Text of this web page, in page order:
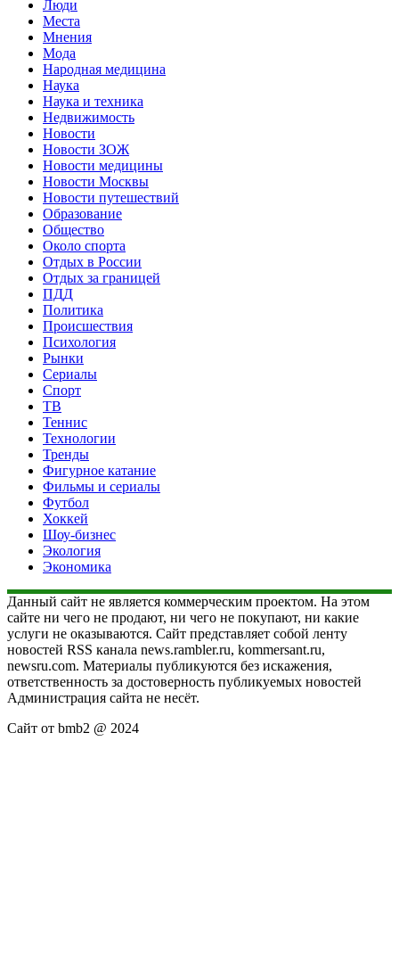
Люди
Места
Мнения
Мода
Народная медицина
Наука
Наука и техника
Недвижимость
Новости
Новости ЗОЖ
Новости медицины
Новости Москвы
Новости путешествий
Образование
Общество
Около спорта
Отдых в России
Отдых за границей
ПДД
Политика
Происшествия
Психология
Рынки
Сериалы
Спорт
ТВ
Теннис
Технологии
Тренды
Фигурное катание
Фильмы и сериалы
Футбол
Хоккей
Шоу-бизнес
Экология
Экономика
Данный сайт не является коммерческим проектом. На этом
сайте ни чего не продают, ни чего не покупают, ни какие
услуги не оказываются. Сайт представляет собой ленту
новостей RSS канала news.rambler.ru, kommersant.ru,
newsru.com. Материалы публикуются без искажения,
ответственность за достоверность публикуемых новостей
Администрация сайта не несёт.
Сайт от bmb2 @ 2024